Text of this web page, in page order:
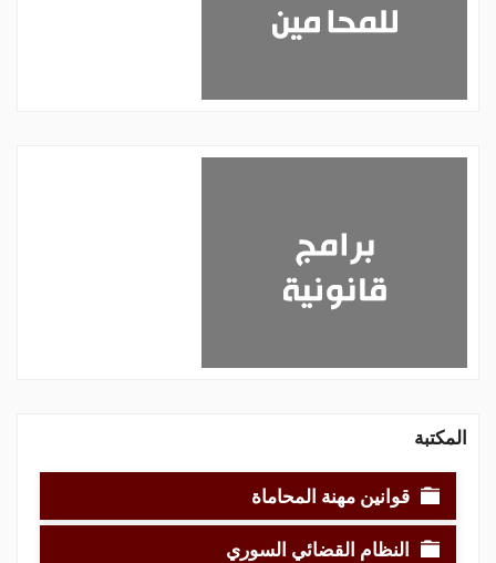
المكتبة
قوانين مهنة المحاماة
النظام القضائي السوري